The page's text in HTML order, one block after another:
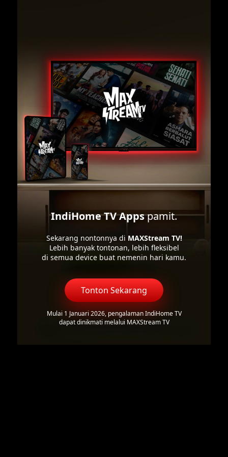
IndiHome TV Appspamit.
Sekarang nontonnya di MAXStream TV!
Lebih banyak tontonan, lebih fleksibel
di semua device buat nemenin hari kamu.
Tonton Sekarang
Mulai 1 Januari 2026, pengalaman IndiHome TV
dapat dinikmati melalui MAXStream TV